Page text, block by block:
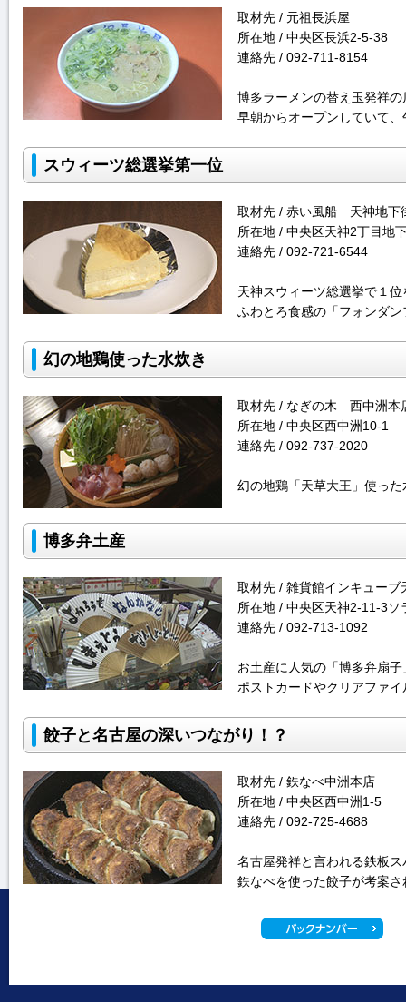
取材先 / 元祖長浜屋
所在地 / 中央区長浜2-5-38
連絡先 / 092-711-8154
博多ラーメンの替え玉発祥の
早朝からオープンしていて
スウィーツ総選挙第一位
取材先 / 赤い風船 天神地下
所在地 / 中央区天神2丁目地
連絡先 / 092-721-6544
天神スウィーツ総選挙で１
ふわとろ食感の「フォンダ
幻の地鶏使った水炊き
取材先 / なぎの木 西中洲本
所在地 / 中央区西中洲10-1
連絡先 / 092-737-2020
幻の地鶏「天草大王」使っ
博多弁土産
取材先 / 雑貨館インキューブ
所在地 / 中央区天神2-11-3ソ
連絡先 / 092-713-1092
お土産に人気の「博多弁扇子
ポストカードやクリアファ
餃子と名古屋の深いつながり！？
取材先 / 鉄なべ中洲本店
所在地 / 中央区西中洲1-5
連絡先 / 092-725-4688
名古屋発祥と言われる鉄板
鉄なべを使った餃子が考案さ